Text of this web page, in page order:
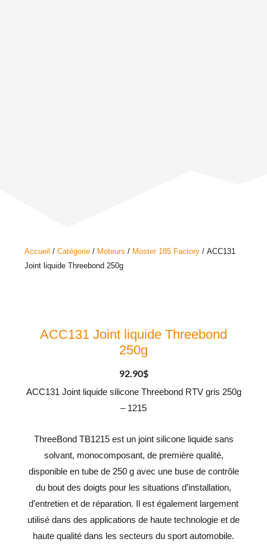
Accueil /Catégorie / Moteurs / Moster 185 Factory / ACC131
Joint liquide Threebond 250g
ACC131 Joint liquide Threebond
250g
92.90$
ACC131 Joint liquide silicone Threebond RTV gris 250g
– 1215
ThreeBond TB1215 est un joint silicone liquide sans
solvant, monocomposant, de première qualité,
disponible en tube de 250 g avec une buse de contrôle
du bout des doigts pour les situations d’installation,
d’entretien et de réparation. Il est également largement
utilisé dans des applications de haute technologie et de
haute qualité dans les secteurs du sport automobile.